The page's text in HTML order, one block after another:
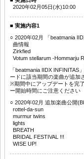
2020年02月05日(水)10:00
■ 実施内容1
○ 2020年02月 「beatmania
曲情報
Zirkfied
Votum stellarum -Hommarju
「beatmania IIDX INFINITAS
ードに該当期間の楽曲が追加
※期間中にアップデートを完
ー開始時間にご注意ください
○ 2020年02月 追加楽曲公開
rottel-da-sun
murmur twins
lights
BREATH
BRIDAL FESTIVAL !!!
WISE UP!